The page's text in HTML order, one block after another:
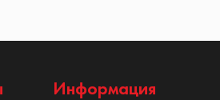
Информация